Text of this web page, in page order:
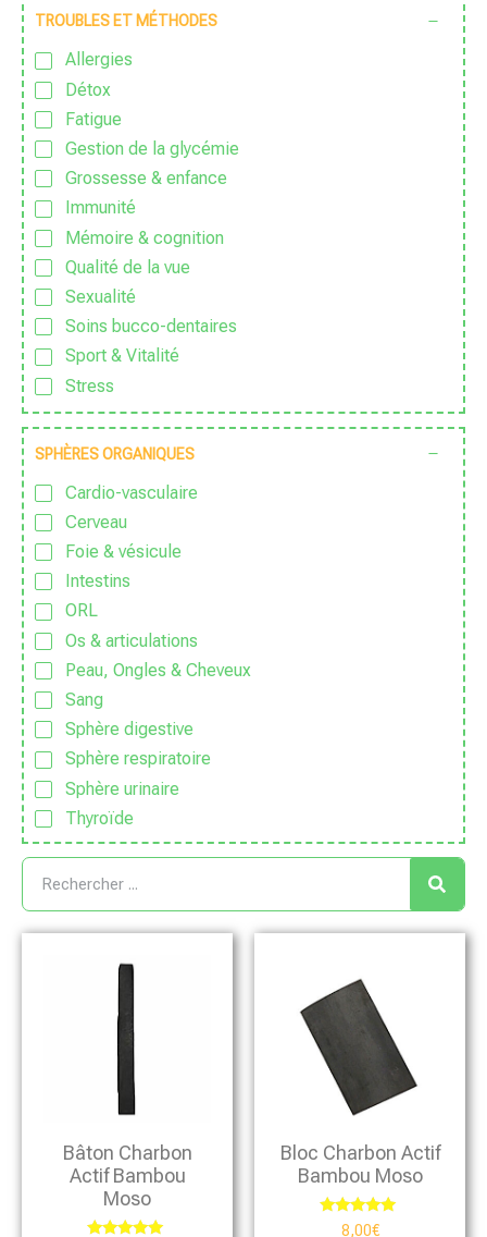
Sans lactose
Sans OGM
Sans parfum
Sans Pesticide
Sans sucre ajouté
Sauvage
Traditionnel
Vegan
Végétarien
Zéro déchet
TROUBLES ET MÉTHODES
Allergies
Détox
Fatigue
Gestion de la glycémie
Grossesse & enfance
Immunité
Mémoire & cognition
Qualité de la vue
Sexualité
Soins bucco-dentaires
Sport & Vitalité
Stress
Zen
SPHÈRES ORGANIQUES
Cardio-vasculaire
Cerveau
Foie & vésicule
Intestins
ORL
Os & articulations
Peau, Ongles & Cheveux
Sang
Sphère digestive
Sphère respiratoire
Sphère urinaire
Thyroïde
Bâton Charbon
Actif Bambou
Moso
Bloc Charbon Actif
Bambou Moso
Note
8,00€